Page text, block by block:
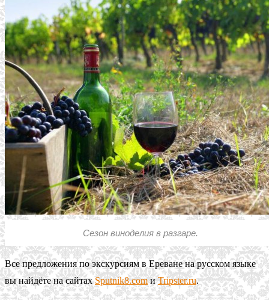
Сезон виноделия в разгаре.
Все предложения по экскурсиям в Ереване на русском языке
вы найдёте на сайтахSputnik8.comиTripster.ru.